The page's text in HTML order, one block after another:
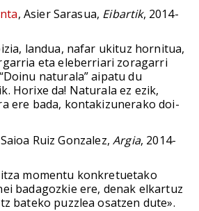
, Asier Sarasua, Eibartik, 2014-
landua, nafar ukituz hornitua,
eta eleberriari zoragarri
naturala” aipatu du
Horixe da! Naturala ez ezik,
ere bada, kontakizunerako doi-
Ruiz Gonzalez,Argia, 2014-
momentu konkretuetako
badagozkie ere, denak elkartuz
bateko puzzlea osatzen dute».